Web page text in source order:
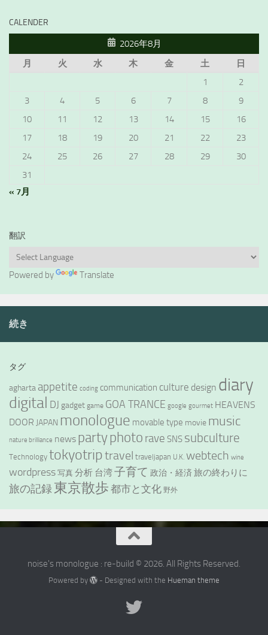
CALENDER
2026年8月
月
火 水 木 金 土
日
1
2
3
4 5 6 7 8
9
10
11 12 13 14 15
16
17
18 19 20 21 22
23
24
25 26 27 28 29
30
31
« 7月
翻訳
Powered by Translate
続き
タグ
agharta appetite coding communication culture design diary
digital DJ gadget game GOA TRANCE google gourmet HEAVENS
DOOR JAPAN monologue movable type movie music
nature brilliance news partyphoto rave SNS subculture
Technology tokyotriptravel traveljapan U.K. webtech wine
wordpress 写真 分析 台湾子育て 政治・経済 旅の終わりに
旅の記録東京散歩 都市と文化 野外
noise's monologue : re-build © 2026. All Rights Reserved.
Powered by - Designed with the Hueman theme